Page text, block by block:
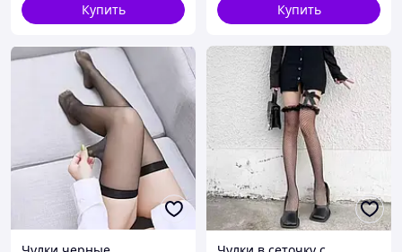
Купить Купить